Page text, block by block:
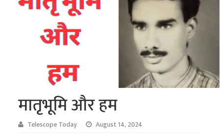
मातृभूमि और हम
Telescope Today August 14, 2024